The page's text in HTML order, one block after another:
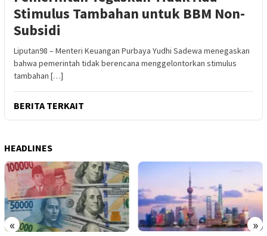
Stimulus Tambahan untuk BBM Non-
Subsidi
Liputan98 – Menteri Keuangan Purbaya Yudhi Sadewa menegaskan
bahwa pemerintah tidak berencana menggelontorkan stimulus
tambahan […]
BERITA TERKAIT
HEADLINES
« »